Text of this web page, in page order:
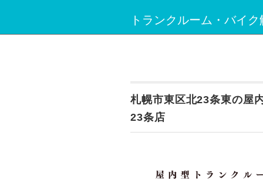
トランクルーム・バイ
札幌市東区北23条東の屋
23条店